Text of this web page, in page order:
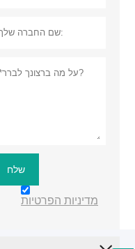
שלח
מדיניות הפרטיות